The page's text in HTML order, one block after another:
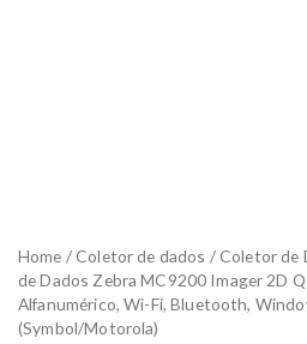
Home /Coletor de dados /Coletor de
de Dados Zebra MC9200 Imager 2D
Alfanumérico, Wi-Fi, Bluetooth,
(Symbol/Motorola)